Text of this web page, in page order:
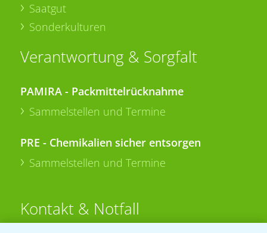
Saatgut
Sonderkulturen
Verantwortung & Sorgfalt
PAMIRA - Packmittelrücknahme
Sammelstellen und Termine
PRE - Chemikalien sicher entsorgen
Sammelstellen und Termine
Kontakt & Notfall